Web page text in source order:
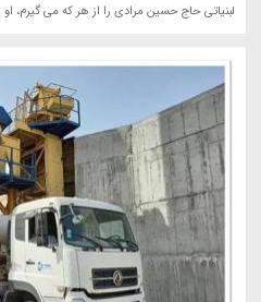
لبنیاتی حاج حسین مرادی را از هر که می گیرم،